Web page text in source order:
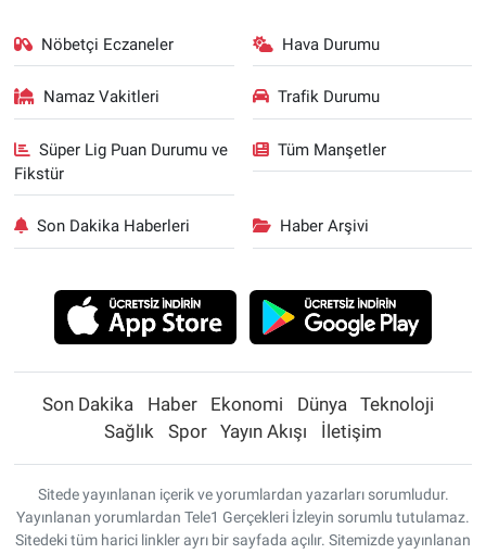
Nöbetçi Eczaneler Hava Durumu
Namaz Vakitleri Trafik Durumu
Süper Lig Puan Durumu ve
Fikstür
Tüm Manşetler
Son Dakika Haberleri Haber Arşivi
Son Dakika Haber Ekonomi Dünya
Teknoloji
Sağlık
Spor Yayın Akışı İletişim
Sitede yayınlanan içerik ve yorumlardan yazarları sorumludur.
Yayınlanan yorumlardan Tele1 Gerçekleri İzleyin sorumlu tutulamaz.
Sitedeki tüm harici linkler ayrı bir sayfada açılır. Sitemizde yayınlanan